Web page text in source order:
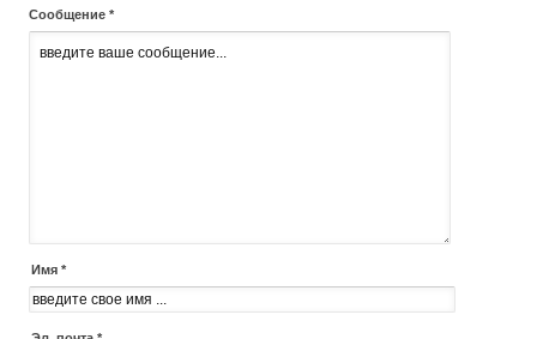
Сообщение *
Имя *